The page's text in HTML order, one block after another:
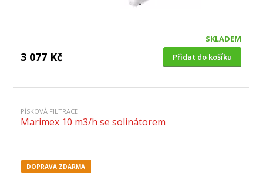
SKLADEM
3 077 Kč Přidat do košíku
PÍSKOVÁ FILTRACE
Marimex 10 m3/h se solinátorem
DOPRAVA ZDARMA